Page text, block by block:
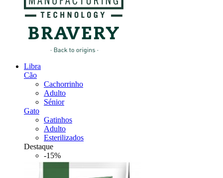
Libra
Cão
Cachorrinho
Adulto
Sénior
Gato
Gatinhos
Adulto
Esterilizados
Destaque
-15%